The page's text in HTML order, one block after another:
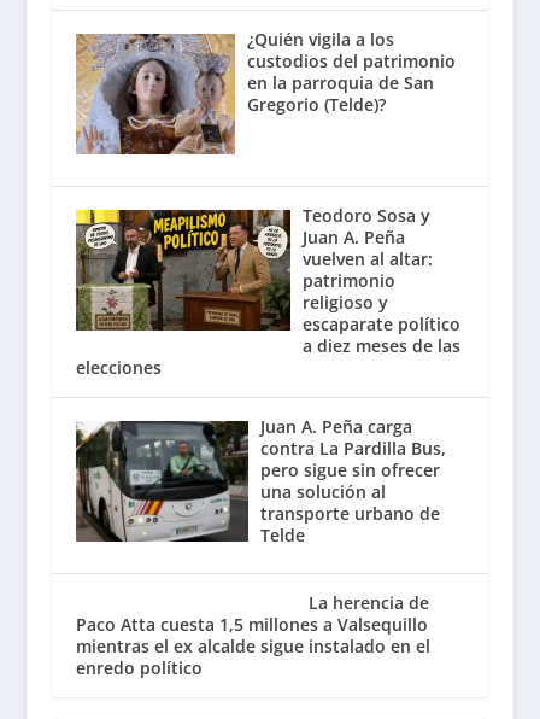
¿Quién vigila a los
custodios del patrimonio
en la parroquia de San
Gregorio (Telde)?
Teodoro Sosa y
Juan A. Peña
vuelven al altar:
patrimonio
religioso y
escaparate político
a diez meses de las
elecciones
Juan A. Peña carga
contra La Pardilla Bus,
pero sigue sin ofrecer
una solución al
transporte urbano de
Telde
La herencia de
Paco Atta cuesta 1,5 millones a Valsequillo
mientras el ex alcalde sigue instalado en el
enredo político